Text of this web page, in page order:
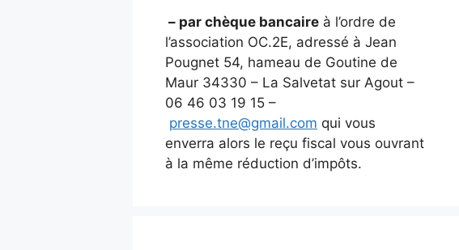
– par chèque bancaireà l’ordre de
l’association OC.2E, adressé à Jean
Pougnet 54, hameau de Goutine de
Maur 34330 – La Salvetat sur Agout –
06 46 03 19 15 –
presse.tne@gmail.com qui vous
enverra alors le reçu fiscal vous ouvrant
à la même réduction d’impôts.